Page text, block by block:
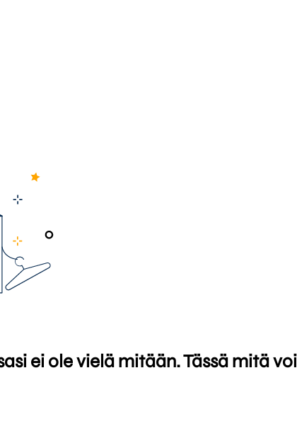
data-page="1" data-max-
ei ole vielä mitään. Tässä mitä